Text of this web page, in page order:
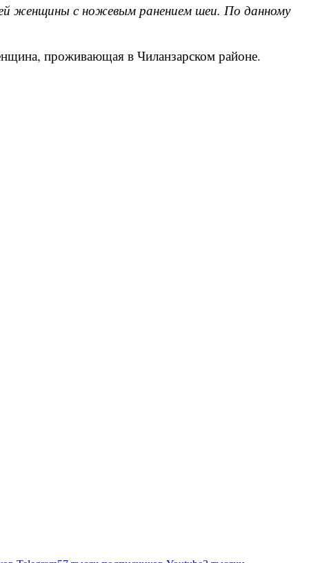
женщины с ножевым ранением шеи. По данному
проживающая в Чиланзарском районе.